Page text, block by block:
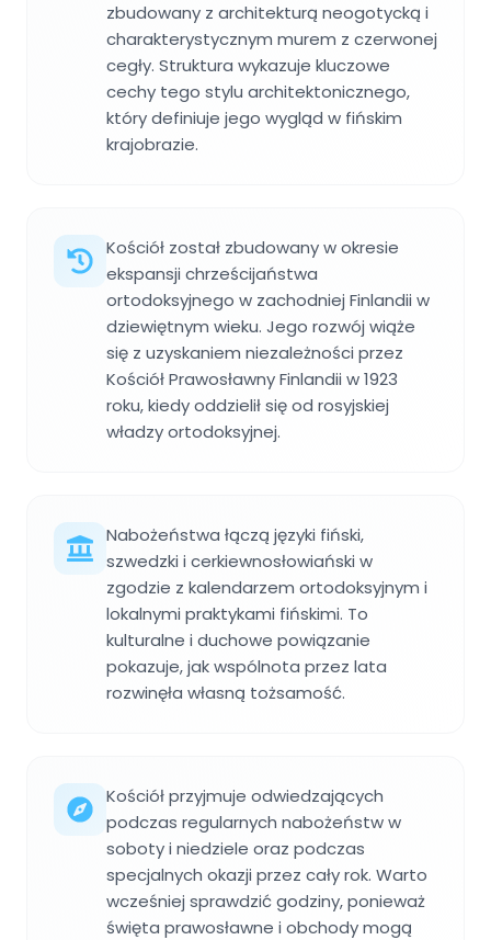
zbudowany z architekturą neogotycką i
charakterystycznym murem z czerwonej
cegły. Struktura wykazuje kluczowe
cechy tego stylu architektonicznego,
który definiuje jego wygląd w fińskim
krajobrazie.
Kościół został zbudowany w okresie
ekspansji chrześcijaństwa
ortodoksyjnego w zachodniej Finlandii w
dziewiętnym wieku. Jego rozwój wiąże
się z uzyskaniem niezależności przez
Kościół Prawosławny Finlandii w 1923
roku, kiedy oddzielił się od rosyjskiej
władzy ortodoksyjnej.
Nabożeństwa łączą języki fiński,
szwedzki i cerkiewnosłowiański w
zgodzie z kalendarzem ortodoksyjnym i
lokalnymi praktykami fińskimi. To
kulturalne i duchowe powiązanie
pokazuje, jak wspólnota przez lata
rozwinęła własną tożsamość.
Kościół przyjmuje odwiedzających
podczas regularnych nabożeństw w
soboty i niedziele oraz podczas
specjalnych okazji przez cały rok. Warto
wcześniej sprawdzić godziny, ponieważ
święta prawosławne i obchody mogą